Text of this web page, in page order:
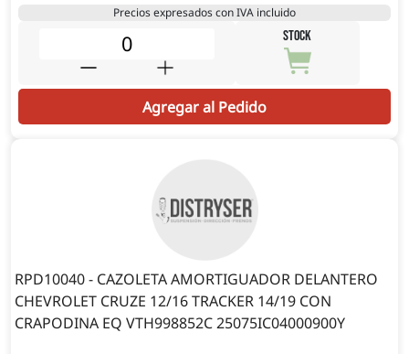
Precios expresados con IVA incluido
STOCK
Agregar al Pedido
RPD10040 - CAZOLETA AMORTIGUADOR DELANTERO
CHEVROLET CRUZE 12/16 TRACKER 14/19 CON
CRAPODINA EQ VTH998852C 25075IC04000900Y